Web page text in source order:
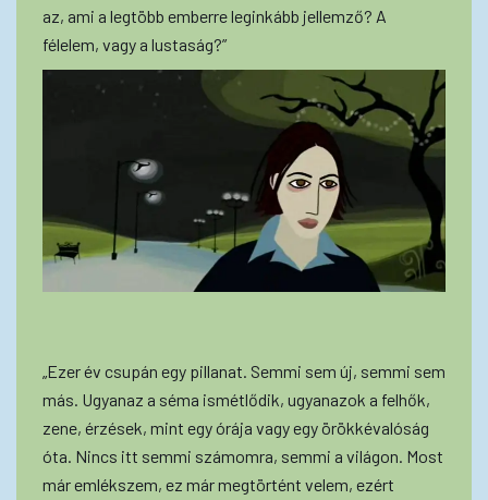
az, ami a legtöbb emberre leginkább jellemző? A
félelem, vagy a lustaság?”
„Ezer év csupán egy pillanat. Semmi sem új, semmi sem
más. Ugyanaz a séma ismétlődik, ugyanazok a felhők,
zene, érzések, mint egy órája vagy egy örökkévalóság
óta. Nincs itt semmi számomra, semmi a világon. Most
már emlékszem, ez már megtörtént velem, ezért